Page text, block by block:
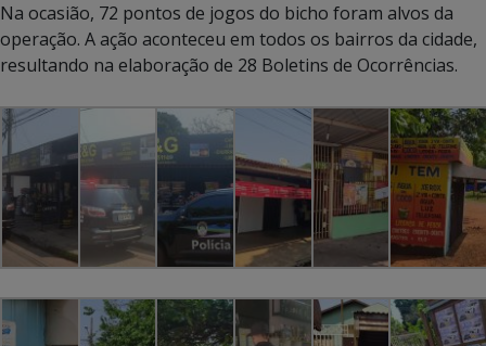
Na ocasião, 72 pontos de jogos do bicho foram alvos da
operação. A ação aconteceu em todos os bairros da cidade,
resultando na elaboração de 28 Boletins de Ocorrências.